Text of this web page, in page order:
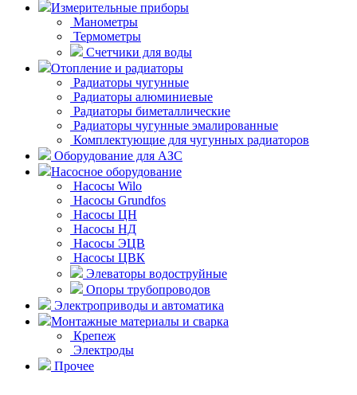
Измерительные приборы
Манометры
Термометры
Счетчики для воды
Отопление и радиаторы
Радиаторы чугунные
Радиаторы алюминиевые
Радиаторы биметаллические
Радиаторы чугунные эмалированные
Комплектующие для чугунных радиаторов
Оборудование для АЗС
Насосное оборудование
Насосы Wilo
Насосы Grundfos
Насосы ЦН
Насосы НД
Насосы ЭЦВ
Насосы ЦВК
Элеваторы водоструйные
Опоры трубопроводов
Электроприводы и автоматика
Монтажные материалы и сварка
Крепеж
Электроды
Прочее